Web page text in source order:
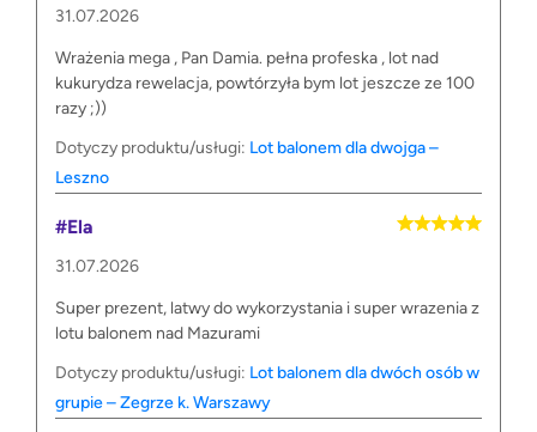
31.07.2026
Wrażenia mega , Pan Damia. pełna profeska , lot nad
kukurydza rewelacja, powtórzyła bym lot jeszcze ze 100
razy ;))
Dotyczy produktu/usługi: Lot balonem dla dwojga –
Leszno
#Ela
31.07.2026
Super prezent, latwy do wykorzystania i super wrazenia z
lotu balonem nad Mazurami
Dotyczy produktu/usługi: Lot balonem dla dwóch osób w
grupie – Zegrze k. Warszawy